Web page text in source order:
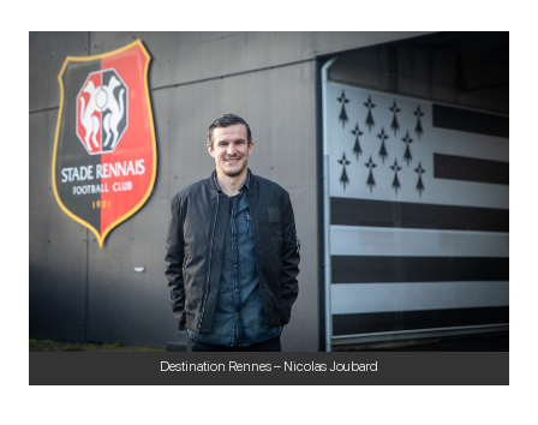
Destination Rennes – Nicolas Joubard